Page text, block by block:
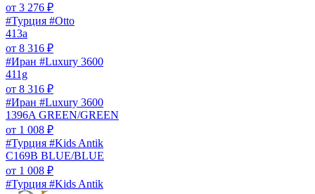
от 3 276 ₽
#Турция #Otto
413a
от 8 316 ₽
#Иран #Luxury 3600
411g
от 8 316 ₽
#Иран #Luxury 3600
1396A GREEN/GREEN
от 1 008 ₽
#Турция #Kids Antik
C169B BLUE/BLUE
от 1 008 ₽
#Турция #Kids Antik